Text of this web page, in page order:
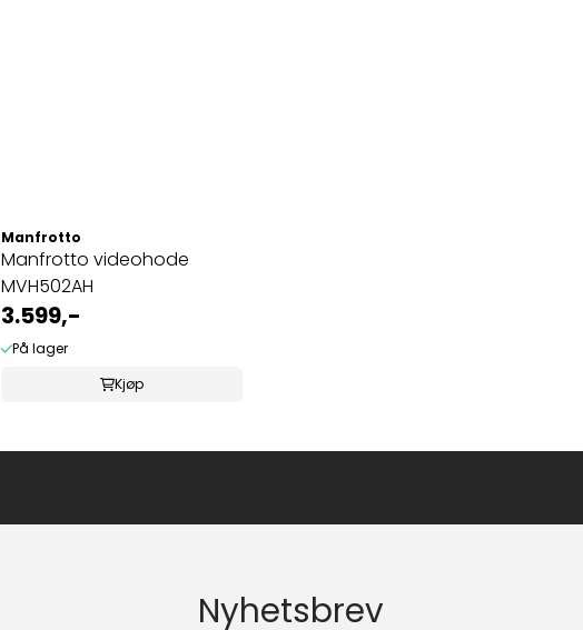
Manfrotto
Manfrotto videohode
MVH502AH
3.599,-
På lager
Kjøp
Nyhetsbrev